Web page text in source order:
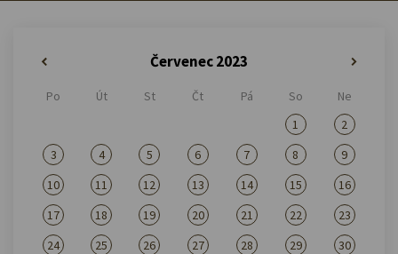
Červenec 2023
Po Út St Čt Pá So
Ne
1
2
3
4 5 6 7 8
9
10
11 12 13 14 15
16
17
18 19 20 21 22
23
24
25 26 27 28 29
30